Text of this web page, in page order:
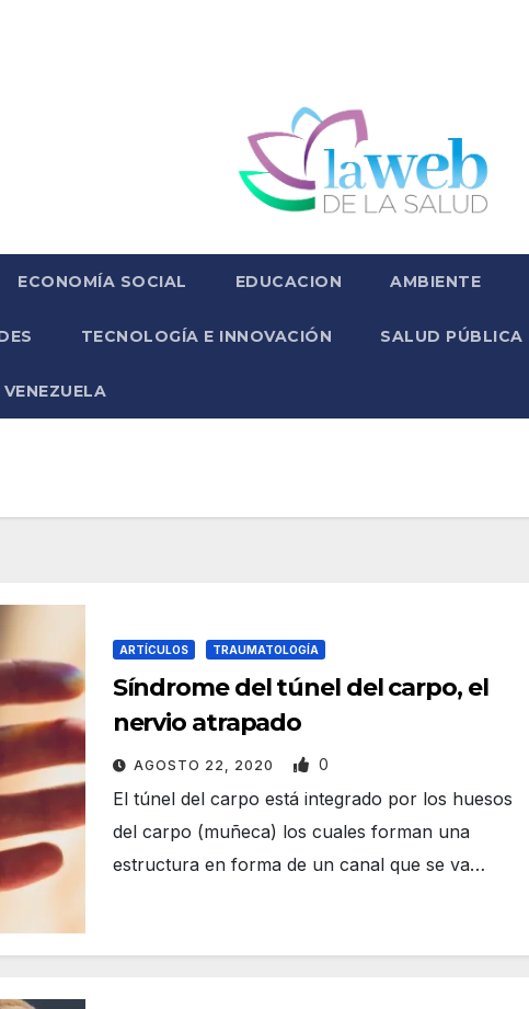
ECONOMÍA SOCIAL EDUCACION AMBIENTE
TECNOLOGÍA E INNOVACIÓN SALUD PÚBLICA
ARTÍCULOS TRAUMATOLOGÍA
Síndrome del túnel del carpo, el
nervio atrapado
AGOSTO 22, 2020 0
El túnel del carpo está integrado por los huesos
del carpo (muñeca) los cuales forman una
estructura en forma de un canal que se va…